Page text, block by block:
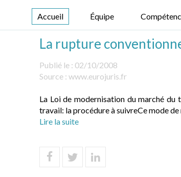
Accueil Équipe
La rupture
Publié le : 02/10/2008
Source : www.eurojuris.fr
La Loi de modernisation du marché
travail: la procédure à suivreCe mode
Lire la suite